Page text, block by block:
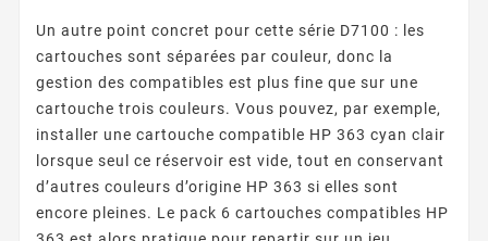
Un autre point concret pour cette série D7100 : les
cartouches sont séparées par couleur, donc la
gestion des compatibles est plus fine que sur une
cartouche trois couleurs. Vous pouvez, par exemple,
installer une cartouche compatible HP 363 cyan clair
lorsque seul ce réservoir est vide, tout en conservant
d’autres couleurs d’origine HP 363 si elles sont
encore pleines. Le pack 6 cartouches compatibles HP